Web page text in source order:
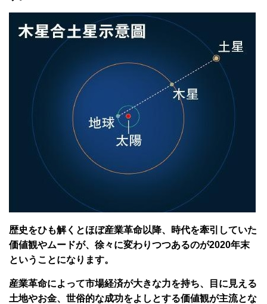
歴史をひも解くとほぼ産業革命以降、時代を牽引していた
価値観やムードが、徐々に変わりつつあるのが2020年末
ということになります。
産業革命によって市場経済が大きな力を持ち、目に見える
土地やお金、世俗的な成功をよしとする価値観が主流とな